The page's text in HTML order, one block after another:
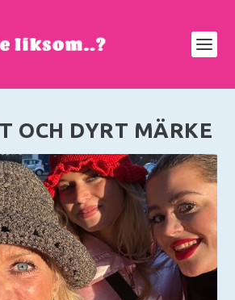
OCH DYRT MÄRKE